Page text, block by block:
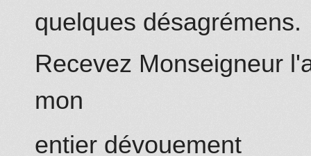
quelques désagrémens.
Recevez Monseigneur
mon
entier dévouement